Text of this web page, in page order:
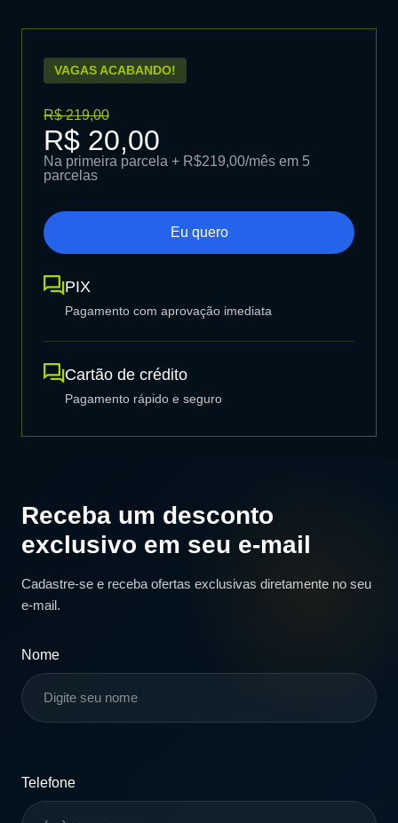
VAGAS ACABANDO!
R$ 219,00
R$ 20,00
Na primeira parcela + R$219,00/mês em 5
parcelas
Eu quero
PIX
Pagamento com aprovação imediata
Cartão de crédito
Pagamento rápido e seguro
Receba um desconto
exclusivo em seu e-mail
Cadastre-se e receba ofertas exclusivas diretamente no seu
e-mail.
Nome
Telefone